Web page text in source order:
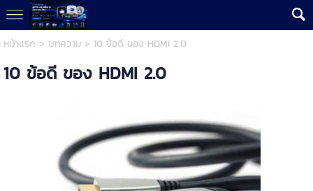
หน้าแรก > บทความ> 10 ข้อดี ของ HDMI 2.0
10 ข้อดี ของ HDMI 2.0